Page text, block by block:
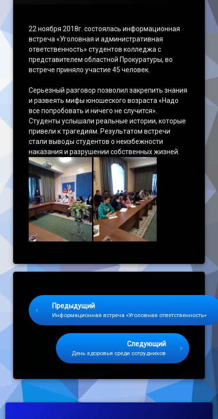
22 ноября 2018г. состоялась информационная
встреча «Уголовная и административная
ответственность» студентов колледжа с
представителем областной Прокуратуры, во
встрече приняло участие 45 человек.
Серьезный разговор позволил закрепить знания
и развеять мифы юношеского возраста «Надо
все попробовать и ничего не случится».
Студенты услышали реальные истории, которые
привели к трагедиям. Результатом встречи
стали выводы студентов о неизбежности
наказания и разрушении собственных жизней.
Предыдущий
Информационная встреча «Уголовная ответственность»
Следующий
День здоровья среди сотрудников